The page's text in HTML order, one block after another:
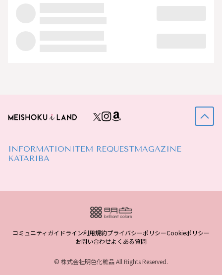
INFORMATION ITEM REQUESTMAGAZINE
KATARIBA
コミュニティガイドライン利用規約プライバシーポリシーCookieポリシー
お問い合わせよくある質問
© 株式会社明色化粧品 All Rights Reserved.